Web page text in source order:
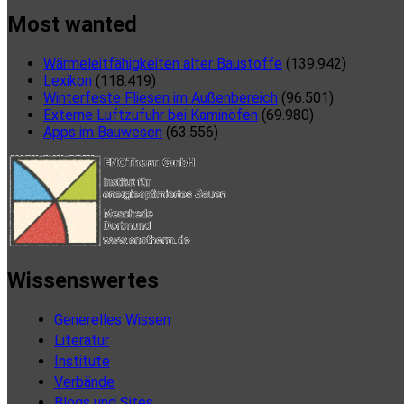
Most wanted
Wärmeleitfähigkeiten alter Baustoffe (139.942)
Lexikon (118.419)
Winterfeste Fliesen im Außenbereich (96.501)
Externe Luftzufuhr bei Kaminöfen (69.980)
Apps im Bauwesen (63.556)
Wissenswertes
Generelles Wissen
Literatur
Institute
Verbände